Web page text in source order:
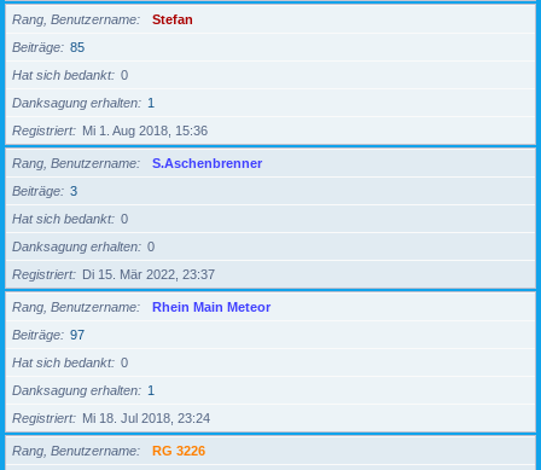
Rang, Benutzername
Stefan
Beiträge
85
Hat sich bedankt
0
Danksagung erhalten
1
Registriert
Mi 1. Aug 2018, 15:36
Rang, Benutzername
S.Aschenbrenner
Beiträge
3
Hat sich bedankt
0
Danksagung erhalten
0
Registriert
Di 15. Mär 2022, 23:37
Rang, Benutzername
Rhein Main Meteor
Beiträge
97
Hat sich bedankt
0
Danksagung erhalten
1
Registriert
Mi 18. Jul 2018, 23:24
Rang, Benutzername
RG 3226